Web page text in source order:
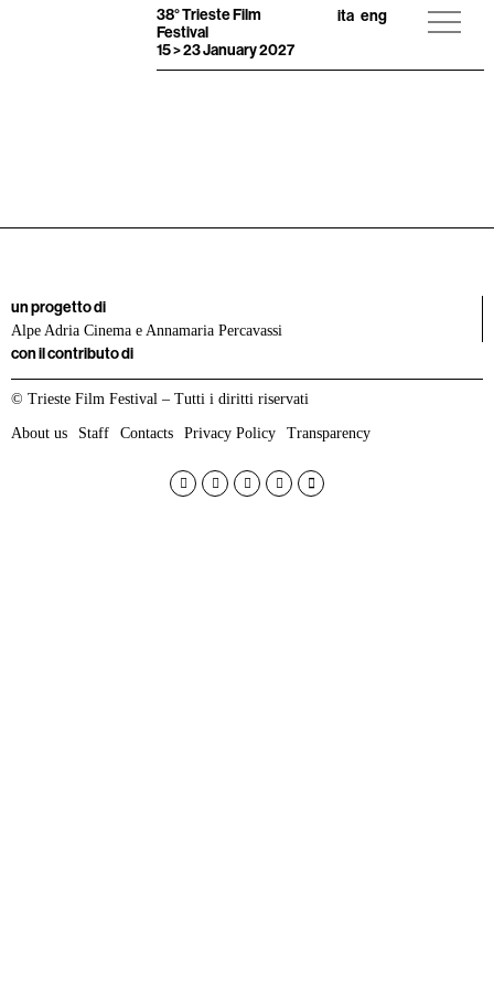
38° Trieste Film
Festival
15 > 23 January 2027
ita eng
un progetto di
Alpe Adria Cinema e Annamaria Percavassi
con il contributo di
© Trieste Film Festival – Tutti i diritti riservati
About us Staff Contacts Privacy Policy Transparency